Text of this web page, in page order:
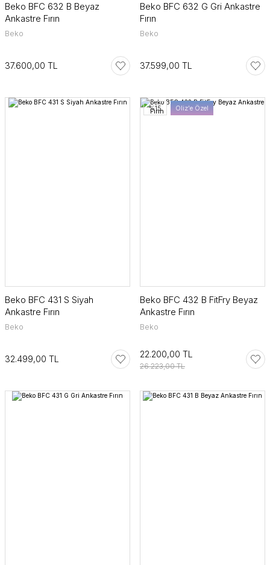
Beko BFC 632 B Beyaz
Ankastre Fırın
Beko
37.600,00 TL
Beko BFC 632 G Gri Ankastre
Fırın
Beko
37.599,00 TL
Beko BFC 431 S Siyah
Ankastre Fırın
Beko
32.499,00 TL
%15 Oliz'e Özel
Beko BFC 432 B FitFry Beyaz
Ankastre Fırın
Beko
22.200,00 TL
26.223,00 TL